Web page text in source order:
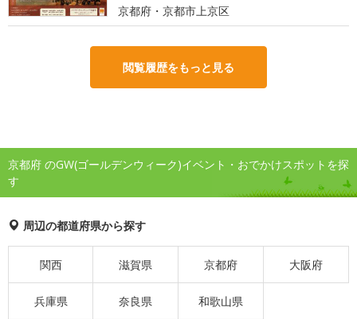
京都府・京都市上京区
閲覧履歴をもっと見る
京都府 のGW(ゴールデンウィーク)イベント・おでかけスポットを探
す
周辺の都道府県から探す
関西 滋賀県 京都府 大阪府
兵庫県 奈良県 和歌山県